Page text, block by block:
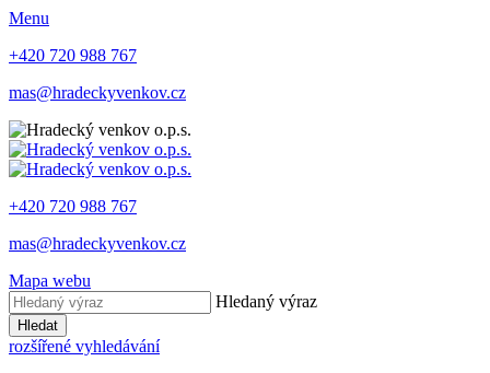
Menu
+420 720 988 767
mas@hradeckyvenkov.cz
+420 720 988 767
mas@hradeckyvenkov.cz
Mapa webu
Hledaný výraz
Hledat
rozšířené vyhledávání